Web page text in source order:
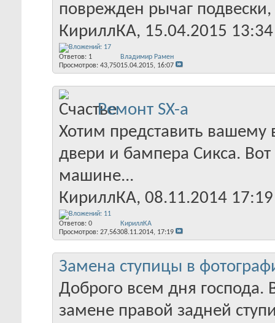
поврежден рычаг подвески,
КириллКА‎, 15.04.2015 13:34
Ответов: 1
Просмотров: 43,750
Владимир Рамен
15.04.2015, 16:07
Ремонт SX-а
Хотим представить
двери и бампера Сикса.
машине...
КириллКА‎, 08.11.2014 17:19
Ответов: 0
Просмотров: 27,563
КириллКА
08.11.2014, 17:19
Замена ступицы в
Доброго всем дня господа.
замене правой задней